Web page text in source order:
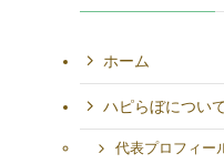
ホーム
ハピらぼについ
代表プロフィー